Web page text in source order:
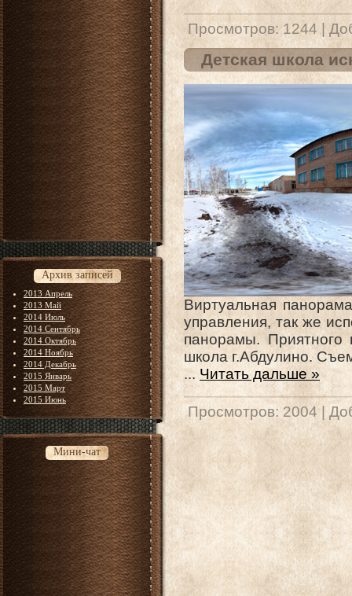
Архив записей
2013 Апрель
2013 Май
2014 Июль
2014 Сентябрь
2014 Октябрь
2014 Ноябрь
2014 Декабрь
2015 Январь
2015 Март
2015 Июнь
Мини-чат
Просмотров: 1244 |
Детская школа
Виртуальная
управления, так же
панорамы. Приятного
школа г.Абдулино.
... Читать дальше »
Просмотров: 2004|